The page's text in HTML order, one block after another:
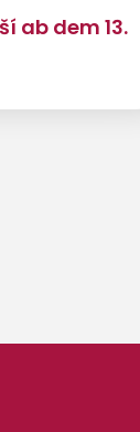
ab dem 13.